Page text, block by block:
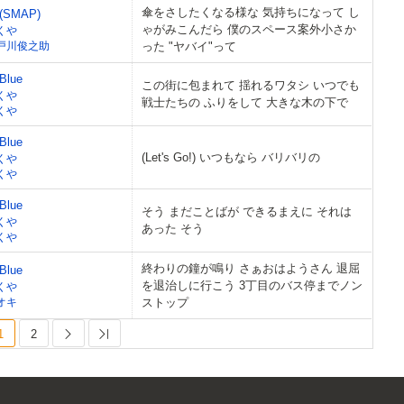
や
川俊之助
傘をさしたくなる様な 気持ちになって し
ゃがみこんだら 僕のスペース案外小さか
った "ヤバイ"って
や
や
この街に包まれて 揺れるワタシ いつでも
戦士たちの ふりをして 大きな木の下で
や
や
(Let's Go!) いつもなら バリバリの
や
や
そう まだことばが できるまえに それは
あった そう
や
キ
終わりの鐘が鳴り さぁおはようさん 退屈
を退治しに行こう 3丁目のバス停までノン
ストップ
2 Next